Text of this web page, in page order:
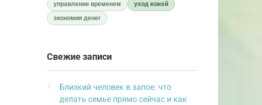
управление временем
уход кожей
экономия денег
Свежие записи
Близкий человек в запое: что
делать семье прямо сейчас и как